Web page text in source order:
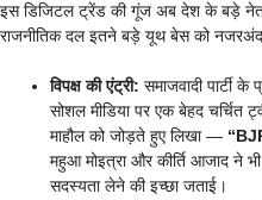
इस डिजिटल ट्रेंड की गूंज अब देश के बड़े
राजनीतिक दल इतने बड़े यूथ बेस को
विपक्ष की एंट्री: समाजवादी पार्टी
सोशल मीडिया पर एक बेहद चर्चित
माहौल को जोड़ते हुए लिखा —
महुआ मोइत्रा और कीर्ति आजाद ने
सदस्यता लेने की इच्छा जताई।